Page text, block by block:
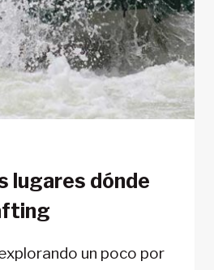
lugares dónde
un poco por